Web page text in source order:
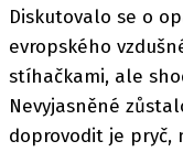
Diskutovalo se o
evropského
stíhačkami, ale
Nevyjasněné
doprovodit je pryč,